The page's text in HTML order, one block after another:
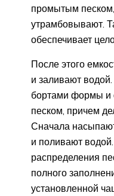
промытым
утрамбовывают.
обеспечивает
После этого
и заливают
бортами формы и
песком, причем
Сначала
и поливают
распределения
полного
установленной